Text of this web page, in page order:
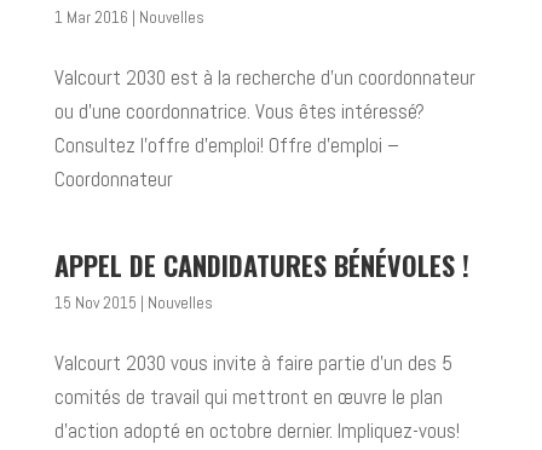
1 Mar 2016 | Nouvelles
Valcourt 2030 est à la recherche d’un coordonnateur
ou d’une coordonnatrice. Vous êtes intéressé?
Consultez l’offre d’emploi! Offre d’emploi –
Coordonnateur
APPEL DE CANDIDATURES BÉNÉVOLES !
15 Nov 2015 | Nouvelles
Valcourt 2030 vous invite à faire partie d’un des 5
comités de travail qui mettront en œuvre le plan
d’action adopté en octobre dernier. Impliquez-vous!